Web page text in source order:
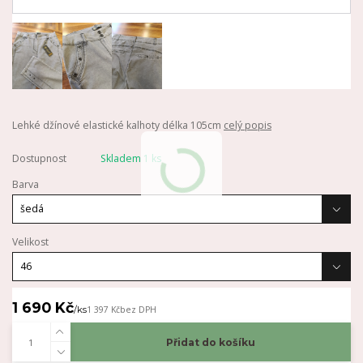
Lehké džínové elastické kalhoty délka 105cm celý popis
Dostupnost
Skladem 1 ks
Barva
Velikost
1 690 Kč/ks1 397 Kčbez DPH
Přidat do košíku